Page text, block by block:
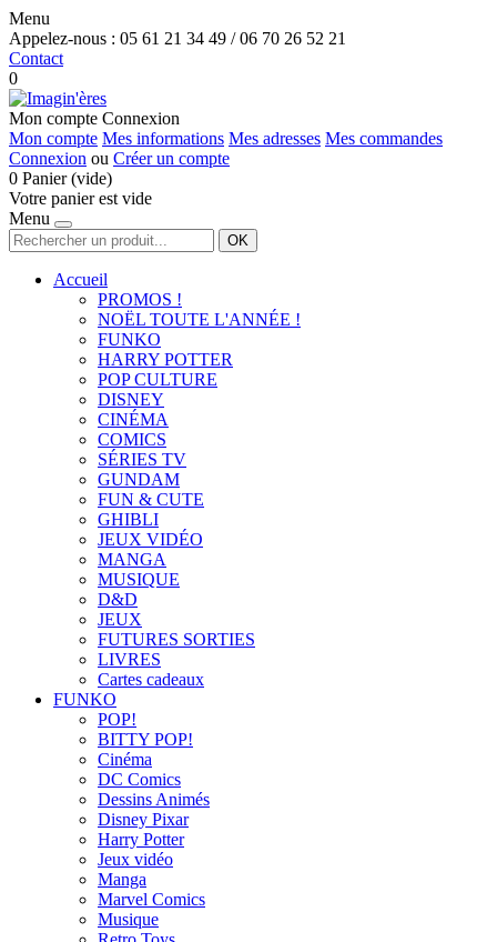
Menu
Appelez-nous : 05 61 21 34 49 / 06 70 26 52 21
Contact
0
Mon compte Connexion
Mon compte Mes informations Mes adresses Mes commandes
Connexion ou Créer un compte
0 Panier (vide)
Votre panier est vide
Menu
OK
Accueil
PROMOS !
NOËL TOUTE L'ANNÉE !
FUNKO
HARRY POTTER
POP CULTURE
DISNEY
CINÉMA
COMICS
SÉRIES TV
GUNDAM
FUN & CUTE
GHIBLI
JEUX VIDÉO
MANGA
MUSIQUE
D&D
JEUX
FUTURES SORTIES
LIVRES
Cartes cadeaux
FUNKO
POP!
BITTY POP!
Cinéma
DC Comics
Dessins Animés
Disney Pixar
Harry Potter
Jeux vidéo
Manga
Marvel Comics
Musique